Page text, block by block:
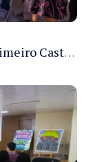
Governo do Amazonas inaugura primeiro Castramóvel Fluvial para atendimento veterinário às comunidades ribeirinhas e castração gratuita